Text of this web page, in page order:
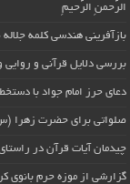
الرَّحمنِ الرَّحیمِ
بازآفرینی هندسی کلمه
بررسی دلایل قرآنی و
دعای حرز امام جواد با
صلواتی برای حضرت زهرا
چیدمان آیات قرآن در
گزارشی از موزه حرم بانوی